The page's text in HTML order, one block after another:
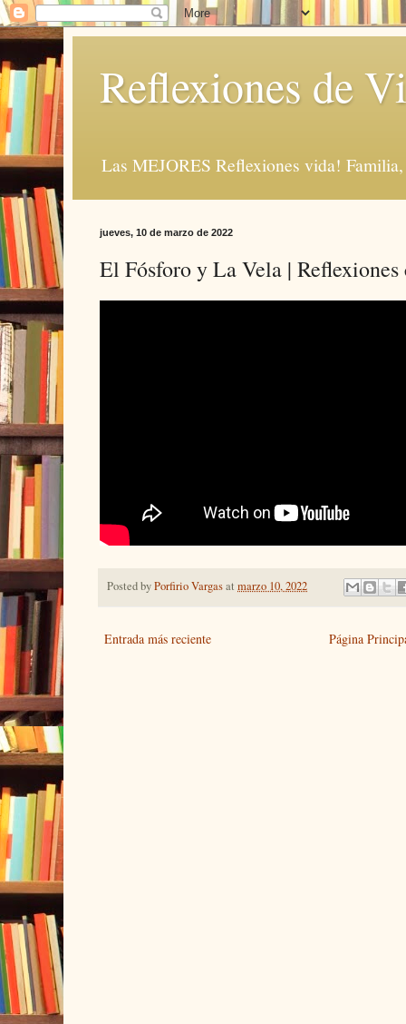
Reflexiones de
Las MEJORES Reflexiones vida!
jueves, 10 de marzo de 2022
El Fósforo y La Vela |
Posted byPorfirio Vargasat marzo 10, 2022
Entrada más reciente Página